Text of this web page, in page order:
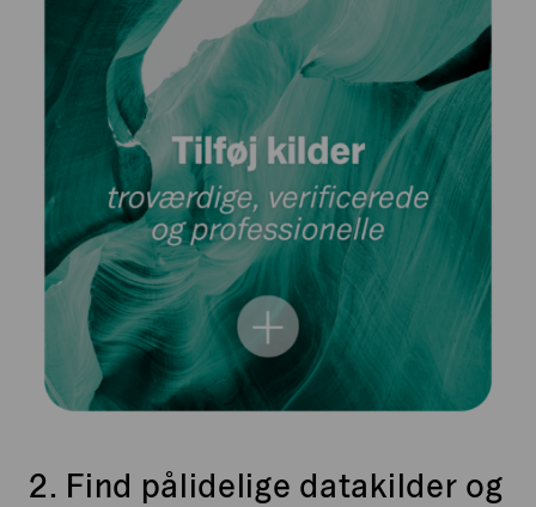
2. Find pålidelige datakilder og